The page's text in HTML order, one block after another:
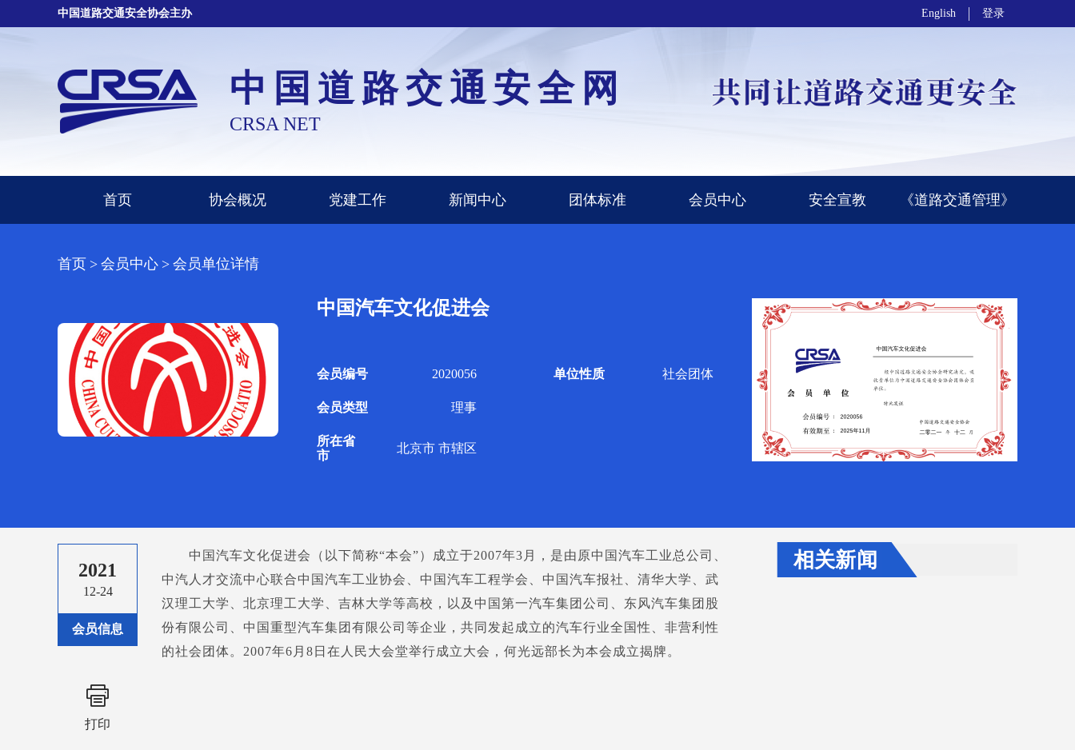
中国道路交通安全协会主办 English 登录
中国道路交通安全网
CRSA NET
首页 协会概况 党建工作 新闻中心 团体标准 会员中心 安全宣教 《道路交通管理》
首页 > 会员中心 > 会员单位详情
中国汽车文化促进会
会员编号 2020056 单位性质 社会团体
会员类型 理事
所在省
市
北京市 市辖区
2021
12-24
会员信息
打印
中国汽车文化促进会（以下简称“本会”）成立于2007年3月，是由原中国汽车工业总公司、
中汽人才交流中心联合中国汽车工业协会、中国汽车工程学会、中国汽车报社、清华大学、武
汉理工大学、北京理工大学、吉林大学等高校，以及中国第一汽车集团公司、东风汽车集团股
份有限公司、中国重型汽车集团有限公司等企业，共同发起成立的汽车行业全国性、非营利性
的社会团体。2007年6月8日在人民大会堂举行成立大会，何光远部长为本会成立揭牌。
相关新闻